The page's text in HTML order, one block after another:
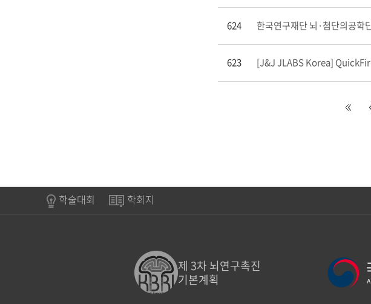
624 한국연구재단 뇌·첨단의공학
623 [J&J JLABS Korea]
학술대회 학회지
제 3차 뇌연구촉진
기본계획